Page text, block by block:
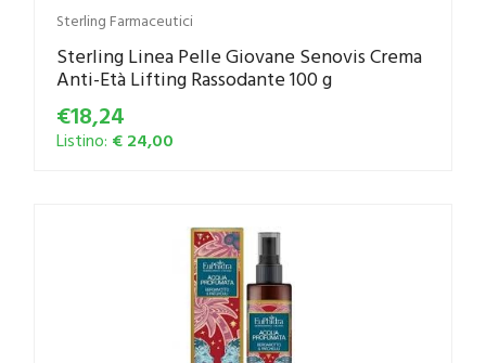
Sterling Farmaceutici
Sterling Linea Pelle Giovane Senovis Crema
Anti-Età Lifting Rassodante 100 g
€18,24
Listino: € 24,00